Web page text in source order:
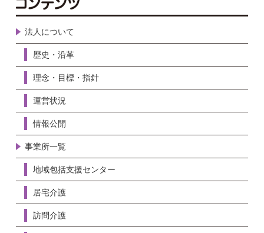
法人について
歴史・沿革
理念・目標・指針
運営状況
情報公開
事業所一覧
地域包括支援センター
居宅介護
訪問介護